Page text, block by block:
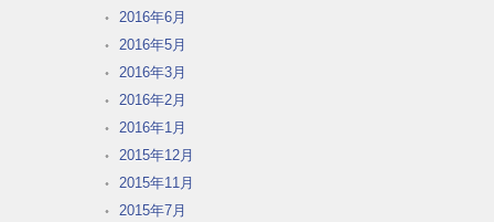
2016年6月
2016年5月
2016年3月
2016年2月
2016年1月
2015年12月
2015年11月
2015年7月